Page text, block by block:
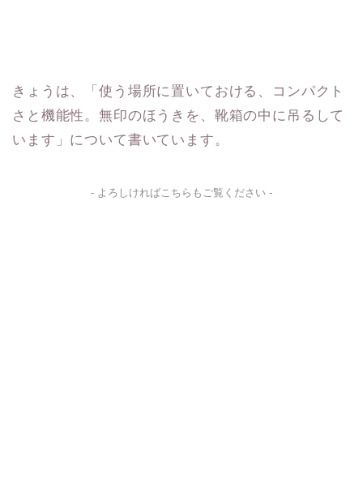
きょうは、「使う場所に置いておける、コンパクト
さと機能性。無印のほうきを、靴箱の中に吊るして
います」について書いています。
- よろしければこちらもご覧ください -